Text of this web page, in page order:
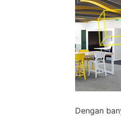
Dengan